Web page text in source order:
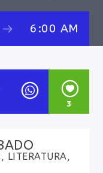
6:00 AM
3
, LITERATURA,